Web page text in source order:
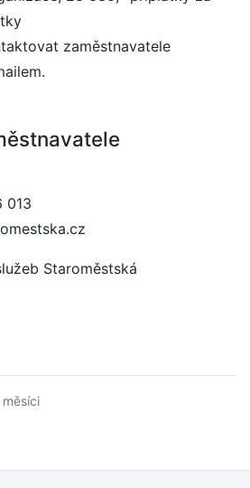
zaměstnavatele
013
Staroměstská